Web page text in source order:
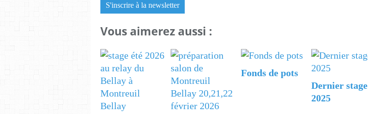
S'inscrire à la newsletter
Vous aimerez aussi :
Fonds de pots
Dernier stage
2025